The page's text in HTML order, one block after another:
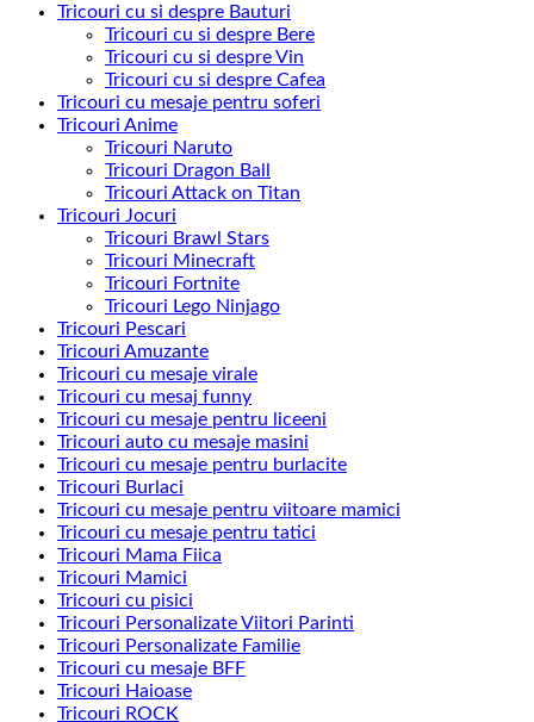
Tricouri cu si despre Bauturi
Tricouri cu si despre Bere
Tricouri cu si despre Vin
Tricouri cu si despre Cafea
Tricouri cu mesaje pentru soferi
Tricouri Anime
Tricouri Naruto
Tricouri Dragon Ball
Tricouri Attack on Titan
Tricouri Jocuri
Tricouri Brawl Stars
Tricouri Minecraft
Tricouri Fortnite
Tricouri Lego Ninjago
Tricouri Pescari
Tricouri Amuzante
Tricouri cu mesaje virale
Tricouri cu mesaj funny
Tricouri cu mesaje pentru liceeni
Tricouri auto cu mesaje masini
Tricouri cu mesaje pentru burlacite
Tricouri Burlaci
Tricouri cu mesaje pentru viitoare mamici
Tricouri cu mesaje pentru tatici
Tricouri Mama Fiica
Tricouri Mamici
Tricouri cu pisici
Tricouri Personalizate Viitori Parinti
Tricouri Personalizate Familie
Tricouri cu mesaje BFF
Tricouri Haioase
Tricouri ROCK